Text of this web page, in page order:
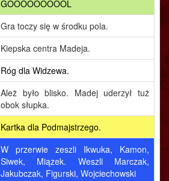
GOOOOOOOOOL
Gra toczy się w środku pola.
Kiepska centra Madeja.
Róg dla Widzewa.
Ależ było blisko. Madej uderzył tuż
obok słupka.
Kartka dla Podmajstrzego.
W przerwie zeszli Ikwuka, Kamon,
Siwek, Miązek. Weszli Marczak,
Jakubczak, Figurski, Wojciechowski